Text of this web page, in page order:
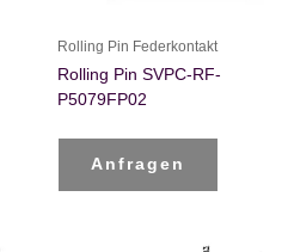
Rolling Pin Federkontakt
Rolling Pin SVPC-RF-
P5079FP02
Anfragen